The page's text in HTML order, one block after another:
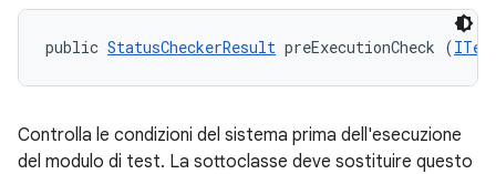
public StatusCheckerResult preExecutionCheck (
Controlla le condizioni del sistema prima dell'esecuzione
del modulo di test. La sottoclasse deve sostituire questo